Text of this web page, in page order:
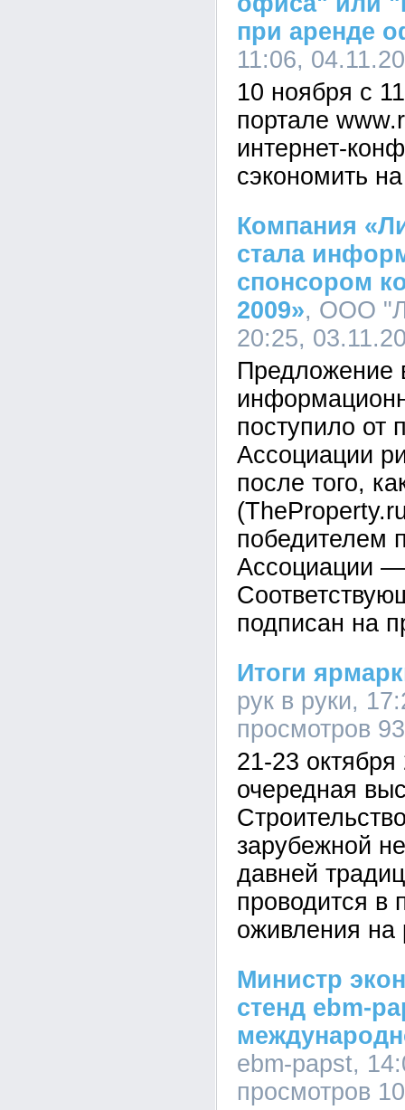
при аренде
11:06,
10 ноября с
портале
интернет-
сэкономить
Компания
стала
спонсором
2009», ООО
20:25,
Предложение
поступило от
Ассоциации
после того,
победителем
Ассоциации
подписан на
Итоги
рук в руки,
просмотров
21-23
очередная
зарубежной
давней
проводится в
оживления
Министр
стенд ebm-
ebm-papst,
просмотров